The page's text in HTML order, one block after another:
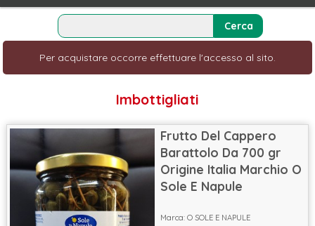
Per acquistare occorre effettuare l'accesso al sito.
Imbottigliati
Frutto Del Cappero
Barattolo Da 700 gr
Origine Italia Marchio O
Sole E Napule
Marca: O SOLE E NAPULE